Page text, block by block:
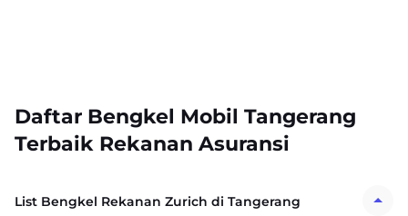
Daftar Bengkel Mobil Tangerang
Terbaik Rekanan Asuransi
List Bengkel Rekanan Zurich di Tangerang